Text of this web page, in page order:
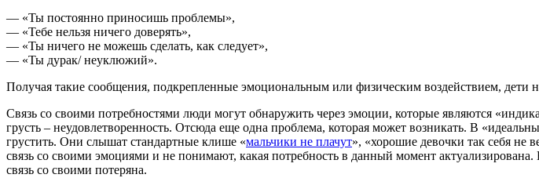
— «Ты постоянно приносишь проблемы»,
— «Тебе нельзя ничего доверять»,
— «Ты ничего не можешь сделать, как следует»,
— «Ты дурак/ неуклюжий».
Получая такие сообщения, подкрепленные эмоциональным или физическим воздействием, дети
Связь со своими потребностями люди могут обнаружить через эмоции, которые являются
грусть – неудовлетворенность. Отсюда еще одна проблема, которая может возникать. В
грустить. Они слышат стандартные клише «мальчики не плачут», «хорошие девочки так себя не
связь со своими эмоциями и не понимают, какая потребность в данный момент
связь со своими потеряна.